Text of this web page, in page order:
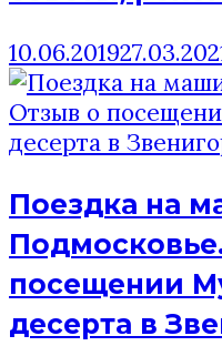
10.06.2019
Поездка на
посещении
десерта в